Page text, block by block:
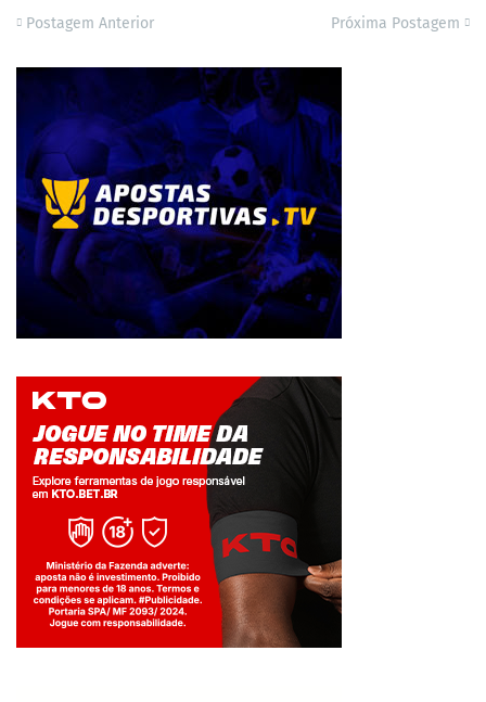
Postagem Anterior Próxima Postagem
Jogue com responsabilidade. 18+